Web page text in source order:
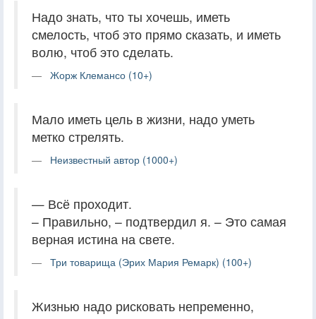
Надо знать, что ты хочешь, иметь
смелость, чтоб это прямо сказать, и иметь
волю, чтоб это сделать.
Жорж Клемансо (10+)
Мало иметь цель в жизни, надо уметь
метко стрелять.
Неизвестный автор (1000+)
— Всё проходит.
– Правильно, – подтвердил я. – Это самая
верная истина на свете.
Три товарища (Эрих Мария Ремарк) (100+)
Жизнью надо рисковать непременно,